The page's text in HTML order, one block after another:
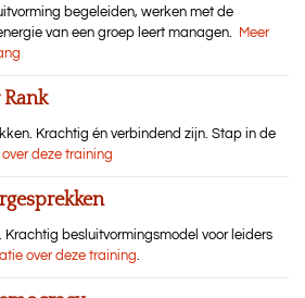
begeleiden, werken met de
van een groep leert managen. Meer
Krachtig én verbindend zijn. Stap in de
deze training
Krachtig besluitvormingsmodel voor leiders
over deze training